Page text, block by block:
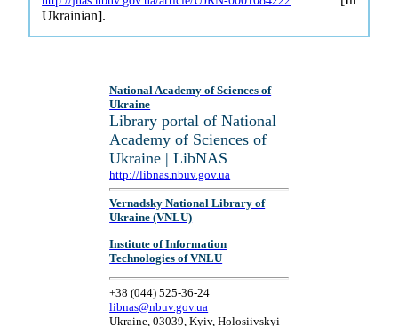
Ukrainian].
National Academy of Sciences of
Ukraine
Library portal of National
Academy of Sciences of
Ukraine | LibNAS
http://libnas.nbuv.gov.ua
Vernadsky National Library of
Ukraine (VNLU)
Institute of Information
Technologies of VNLU
+38 (044) 525-36-24
libnas@nbuv.gov.ua
Ukraine, 03039, Kyiv, Holosiivskyi